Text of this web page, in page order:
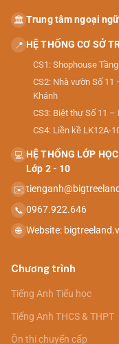
🏛️ Trung tâm ngoại
📍 HỆ THỐNG CƠ SỞ
CS1: Shophouse
CS2: Nhà vườn Số 11
Khánh
CS3: Biệt thự Số 11
CS4: Liền kề LK12A-
💻 HỆ THỐNG LỚP
Lớp 2 - 10
✉️
📞 0967.922.646
🌐 Website:
Chương trình
Tiếng Anh Tiểu học
Tiếng Anh THCS & THPT
Ôn thi chuyển cấp